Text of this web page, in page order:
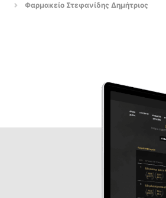
Φαρμακείο Στεφανίδης Δημήτριος